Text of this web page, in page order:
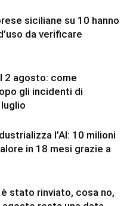
siciliane su 10 hanno
da verificare
2 agosto: come
gli incidenti di
l’AI: 10 milioni
in 18 mesi grazie a
stato rinviato, cosa no,